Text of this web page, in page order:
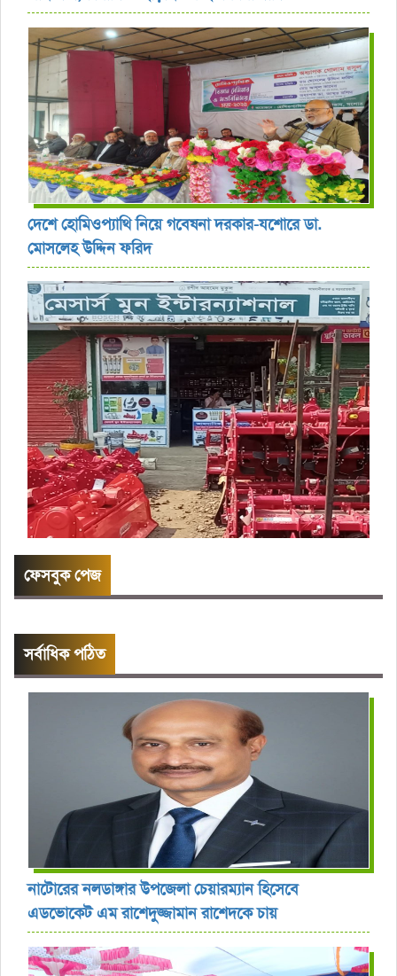
দেশে হোমিওপ্যাথি নিয়ে গবেষনা দরকার-যশোরে ডা.
মোসলেহ উদ্দিন ফরিদ
ফেসবুক পেজ
সর্বাধিক পঠিত
নাটোরের নলডাঙ্গার উপজেলা চেয়ারম্যান হিসেবে
এডভোকেট এম রাশেদুজ্জামান রাশেদকে চায়